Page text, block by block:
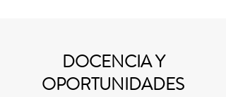
DOCENCIA Y
OPORTUNIDADES